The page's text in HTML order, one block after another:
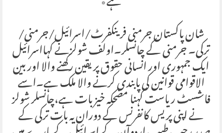
شان پاکستان جرمنی فرینکفرٹ/اسرائیل/جرمنی/
ترکی۔ جرمنی کے چانسلر۔اولف شولزنے کہااسرائیل
ایک جمہوری اور انسانی حقوق پر یقین رکھنے والا اور بین
الاقوامی قوانین کی پابندی کرنے والا ملک ہے۔اسے
فاشسٹ ریاست کہنا مضحکہ خیز بات ہے،چانسلر شولز
نے اپنی پریس کانفرنس کے دوران یہ بات ترکی کے